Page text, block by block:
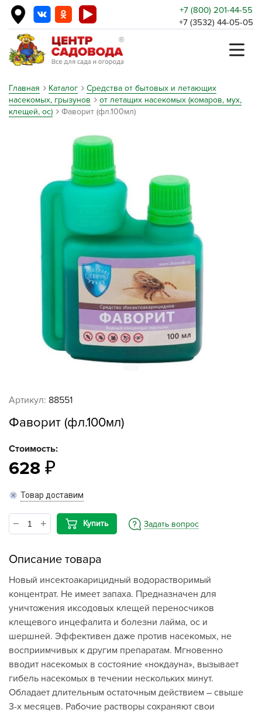
+7 (800) 201-44-55
+7 (3532) 44-05-05
Главная Каталог
Средства от бытовых и летающих
насекомых, грызунов
от летащих насекомых (комаров, мух,
клещей, ос)
Фаворит (фл.100мл)
Артикул: 88551
Фаворит (фл.100мл)
Стоимость:
628
Товар доставим
Купить Задать вопрос
Описание товара
Новый инсектоакарицидный водорастворимый
концентрат. Не имеет запаха. Предназначен для
уничтожения иксодовых клещей переносчиков
клещевого инцефалита и болезни лайма, ос и
шершней. Эффективен даже против насекомых, не
восприимчивых к другим препаратам. Мгновенно
вводит насекомых в состояние «нокдауна», вызывает
гибель насекомых в течении нескольких минут.
Обладает длительным остаточным действием – свыше
3-х месяцев. Рабочие растворы сохраняют свои